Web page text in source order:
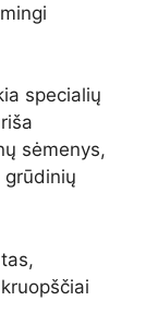
specialių
sėmenys,
grūdinių